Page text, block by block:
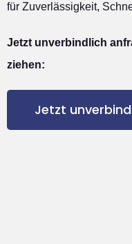
für Zuverlässigkeit,
Jetzt unverbindlich
ziehen:
Jetzt